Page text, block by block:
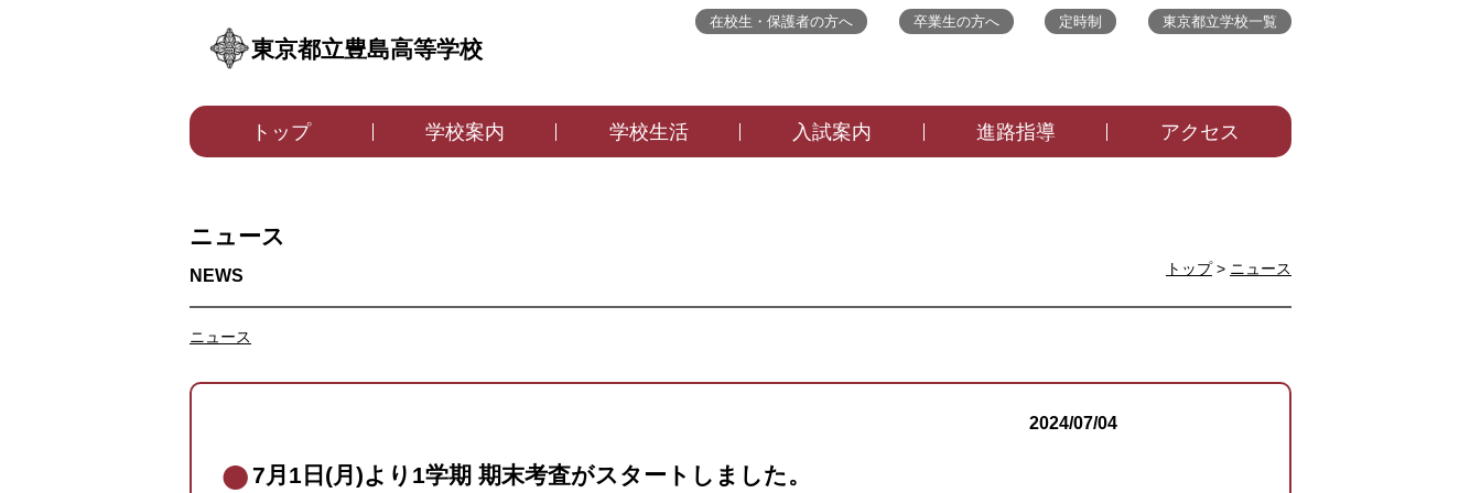
東京都立豊島高等学校
トップ 学校案内 学校生活 入試案内 進路指導 アクセス
在校生・保護者の方へ 卒業生の方へ 東京都立学校一覧
定時制
トップ> ニュース
ニュース
ニュース
2024/07/04
7月1日(月)より1学期 期末考査がスタートしました。